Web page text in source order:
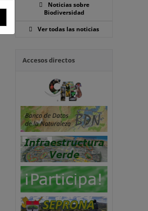
Noticias sobre
Biodiversidad
Ver todas las noticias
Accesos directos